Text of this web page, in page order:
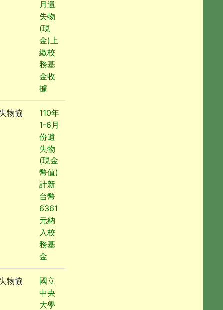
月遺
失物
(現
金)上
繳校
務基
金收
據
物協
110年
1-6月
份遺
失物
(現金
幣值)
計新
台幣
6361
元納
入校
務基
金
物協
國立
中央
大學